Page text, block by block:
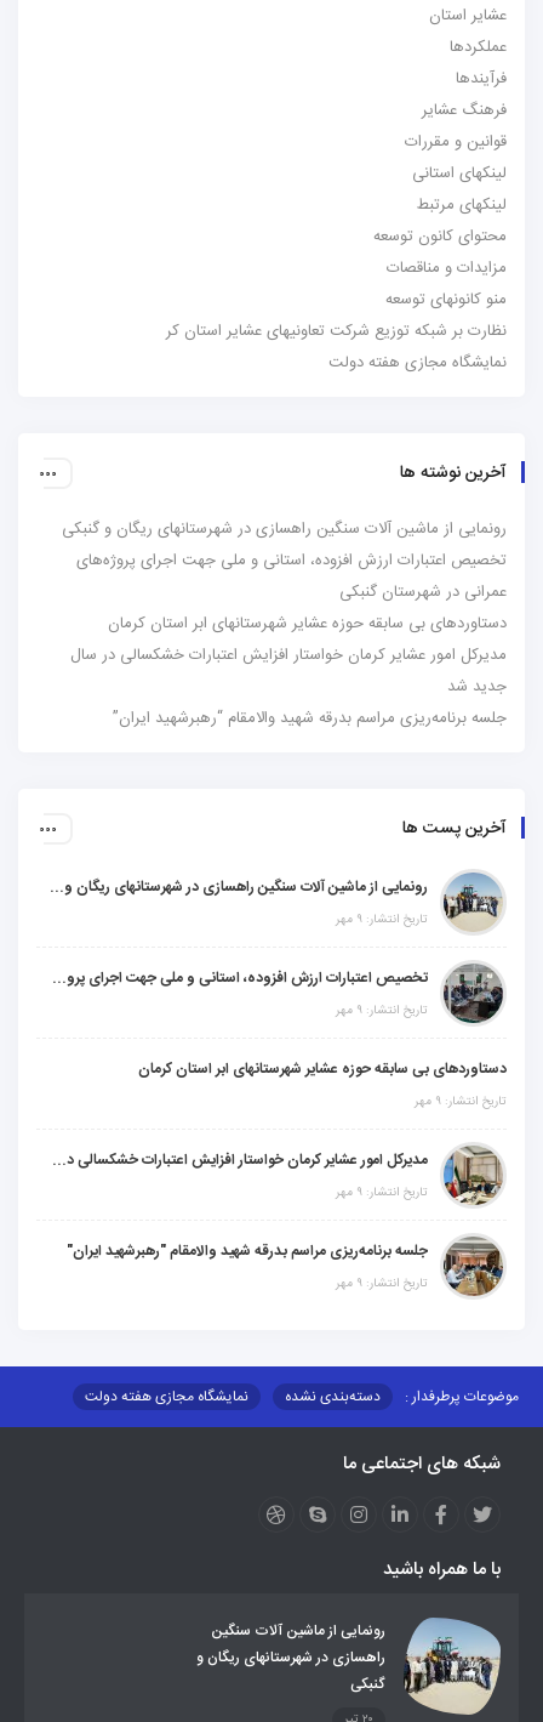
عشایر استان
عملکردها
فرآیندها
فرهنگ عشایر
قوانین و مقررات
لینکهای استانی
لینکهای مرتبط
محتوای کانون توسعه
مزایدات و مناقصات
منو کانونهای توسعه
نظارت بر شبکه توزیع شرکت تعاونیهای عشایر استان کر
نمایشگاه مجازی هفته دولت
آخرین نوشته ها
رونمایی از ماشین آلات سنگین راهسازی در شهرستانهای ریگان و گنبکی
تخصیص اعتبارات ارزش افزوده، استانی و ملی جهت اجرای پروژه‌های
عمرانی در شهرستان گنبکی
دستاوردهای بی سابقه حوزه عشایر شهرستانهای ابر استان کرمان
مدیرکل امور عشایر کرمان خواستار افزایش اعتبارات خشکسالی در سال
جدید شد
جلسه برنامه‌ریزی مراسم بدرقه شهید والامقام “رهبرشهید ایران”
آخرین پست ها
رونمایی از ماشین آلات سنگین راهسازی در شهرستانهای ریگان و گنبکی
تاریخ انتشار: ۹ مهر
تخصیص اعتبارات ارزش افزوده، استانی و ملی جهت اجرای پروژه‌های عمرانی در شهرستان گنبکی
تاریخ انتشار: ۹ مهر
دستاوردهای بی سابقه حوزه عشایر شهرستانهای ابر استان کرمان
تاریخ انتشار: ۹ مهر
مدیرکل امور عشایر کرمان خواستار افزایش اعتبارات خشکسالی در سال جدید شد
تاریخ انتشار: ۹ مهر
جلسه برنامه‌ریزی مراسم بدرقه شهید والامقام "رهبرشهید ایران"
تاریخ انتشار: ۹ مهر
موضوعات پرطرفدار : دسته‌بندی نشده
نمایشگاه مجازی هفته دولت
مزایدات و مناقصات
محتوای کانون توسعه
عملکردها
عشایر استان
طرح و برنامه
روند ساماندهی عشایر داوطلب اسکان
تشکیلات اداری
شبکه های اجتماعی ما
با ما همراه باشید
رونمایی از ماشین آلات سنگین
راهسازی در شهرستانهای ریگان و
گنبکی